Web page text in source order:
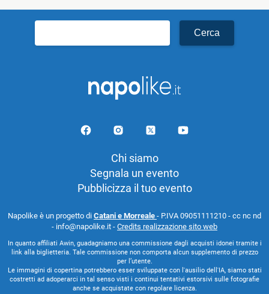
per:
Chi siamo
Segnala un evento
Pubblicizza il tuo evento
Napolike è un progetto di Catani e Morreale - P.IVA 09051111210 - cc nc nd
- info@napolike.it - Credits realizzazione sito web
In quanto affiliati Awin, guadagniamo una commissione dagli acquisti idonei tramite i
link alla biglietteria. Tale commissione non comporta alcun supplemento di prezzo
per l’utente.
Le immagini di copertina potrebbero esser sviluppate con l'ausilio dell'IA, siamo stati
costretti ad adoperarci in tal senso visti i continui tentativi estorsivi sulle fotografie
anche se acquistate con regolare licenza.